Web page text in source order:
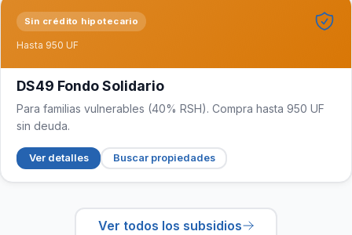
Sin crédito hipotecario
Hasta 950 UF
DS49 Fondo Solidario
Para familias vulnerables (40% RSH). Compra hasta 950 UF
sin deuda.
Ver detalles Buscar propiedades
Ver todos los subsidios